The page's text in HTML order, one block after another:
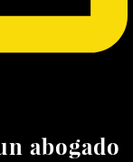
abogado